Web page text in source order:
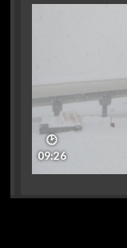
🕑
09:26